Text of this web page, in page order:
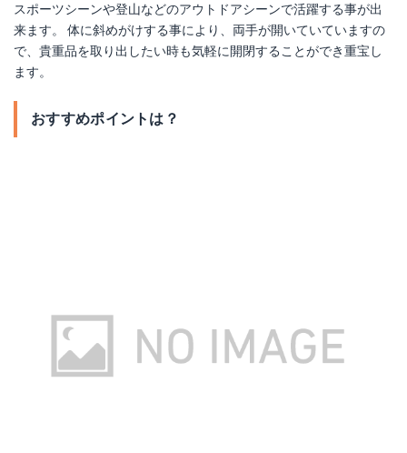
スポーツシーンや登山などのアウトドアシーンで活躍する事が出
来ます。 体に斜めがけする事により、両手が開いていていますの
で、貴重品を取り出したい時も気軽に開閉することができ重宝し
ます。
おすすめポイントは？